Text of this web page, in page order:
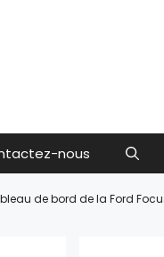
nous
de bord de la Ford